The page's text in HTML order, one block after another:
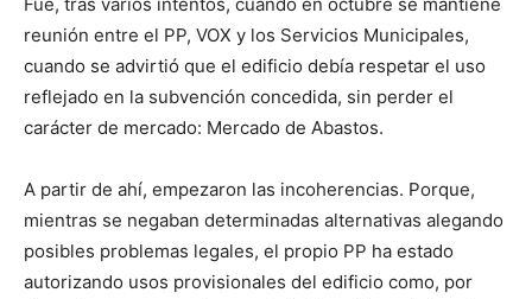
reunión entre el PP, VOX y los Servicios Municipales,
cuando se advirtió que el edificio debía respetar el uso
reflejado en la subvención concedida, sin perder el
carácter de mercado: Mercado de Abastos.
A partir de ahí, empezaron las incoherencias. Porque,
mientras se negaban determinadas alternativas alegando
posibles problemas legales, el propio PP ha estado
autorizando usos provisionales del edificio como, por